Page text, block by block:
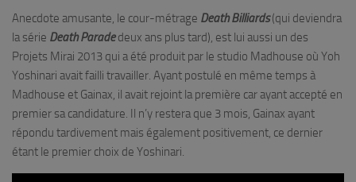
Anecdote amusante, le cour-métrage Death Billiards(qui deviendra
la série Death Paradedeux ans plus tard), est lui aussi un des
Projets Mirai 2013 qui a été produit par le studio Madhouse où Yoh
Yoshinari avait failli travailler. Ayant postulé en même temps à
Madhouse et Gainax, il avait rejoint la première car ayant accepté en
premier sa candidature. Il n’y restera que 3 mois, Gainax ayant
répondu tardivement mais également positivement, ce dernier
étant le premier choix de Yoshinari.